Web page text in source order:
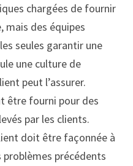
chargées de fournir
mais des équipes
seules garantir une
une culture de
peut l’assurer.
être fourni pour des
par les clients.
doit être façonnée à
précédents